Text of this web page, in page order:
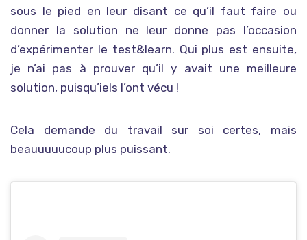
sous le pied en leur disant ce qu’il faut faire ou
donner la solution ne leur donne pas l’occasion
d’expérimenter le test&learn. Qui plus est ensuite,
je n’ai pas à prouver qu’il y avait une meilleure
solution, puisqu’iels l’ont vécu !
Cela demande du travail sur soi certes, mais
beauuuuucoup plus puissant.